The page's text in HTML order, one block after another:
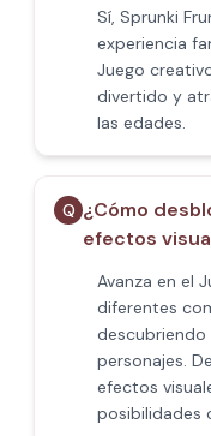
Sí, Sprunki
experiencia
Juego
divertido y
las edades.
Q ¿Cómo
efectos
Avanza en el
diferentes
personajes.
efectos
posibilidades